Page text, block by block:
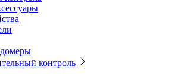
потребление кислорода